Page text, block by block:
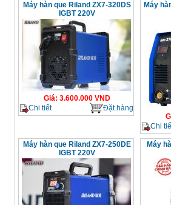
Máy hàn que Riland ZX7-320DS
IGBT 220V
Giá: 3.600.000VND
Chi tiết
Đặt hàng
Máy
Chi
Máy hàn que Riland ZX7-250DE
IGBT 220V
Máy